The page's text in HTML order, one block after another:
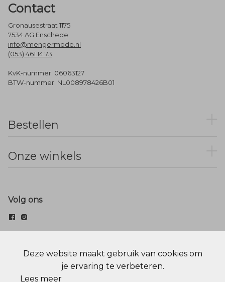
Contact
Gronausestraat 1175
7534 AG Enschede
info@mengermode.nl
(053) 461 14 73
KvK-nummer: 06063127
BTW-nummer: NL008978426B01
Bestellen
Onze winkels
Volg ons
© Menger Mode
Cookie statement Privacy Policy
Deze website maakt gebruik van cookies om
je ervaring te verbeteren.
Lees meer